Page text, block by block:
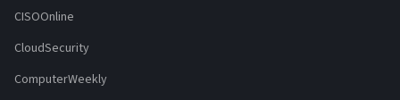
CISOOnline
CloudSecurity
ComputerWeekly